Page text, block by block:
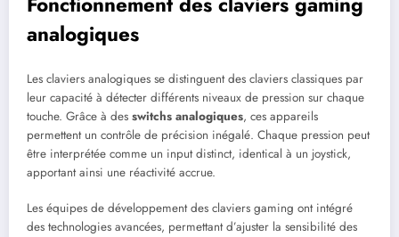
analogiques
Les claviers analogiques se distinguent des claviers classiques par
leur capacité à détecter différents niveaux de pression sur chaque
touche. Grâce à des switchs analogiques, ces appareils
permettent un contrôle de précision inégalé. Chaque pression peut
être interprétée comme un input distinct, identical à un joystick,
apportant ainsi une réactivité accrue.
Les équipes de développement des claviers gaming ont intégré
des technologies avancées, permettant d’ajuster la sensibilité des